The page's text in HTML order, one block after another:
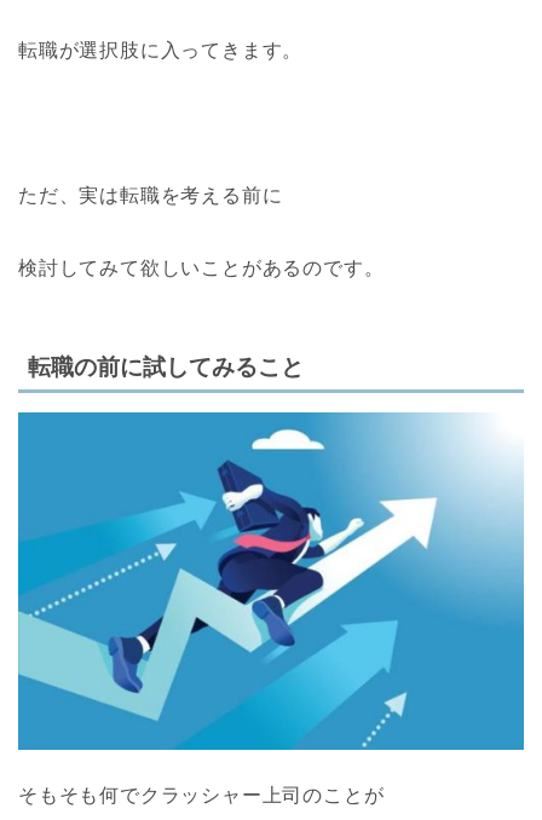
転職が選択肢に入ってきます。
ただ、実は転職を考える前に
検討してみて欲しいことがあるのです。
転職の前に試してみること
そもそも何でクラッシャー上司のことが